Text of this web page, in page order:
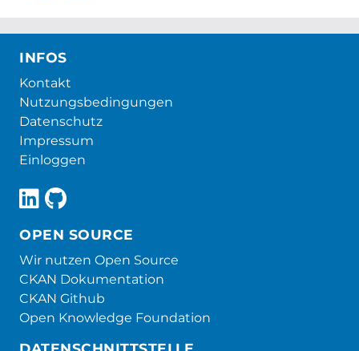
INFOS
Kontakt
Nutzungsbedingungen
Datenschutz
Impressum
Einloggen
OPEN SOURCE
Wir nutzen Open Source
CKAN Dokumentation
CKAN Github
Open Knowledge Foundation